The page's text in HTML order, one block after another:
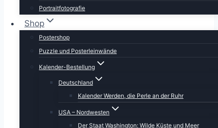
Portraitfotografie
Shop
Postershop
Puzzle und Posterleinwände
Kalender-Bestellung
Deutschland
Kalender Werden, die Perle an der Ruhr
USA – Nordwesten
Der Staat Washington: Wilde Küste und Meer